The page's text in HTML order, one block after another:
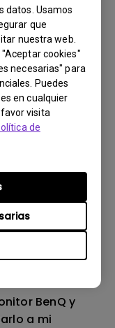
datos. Usamos
que
nuestra web.
cookies"
necesarias" para
Puedes
en cualquier
visita
de
o película
mi monitor
o solo
LED
LED con
la señal
BenQ y
a mi